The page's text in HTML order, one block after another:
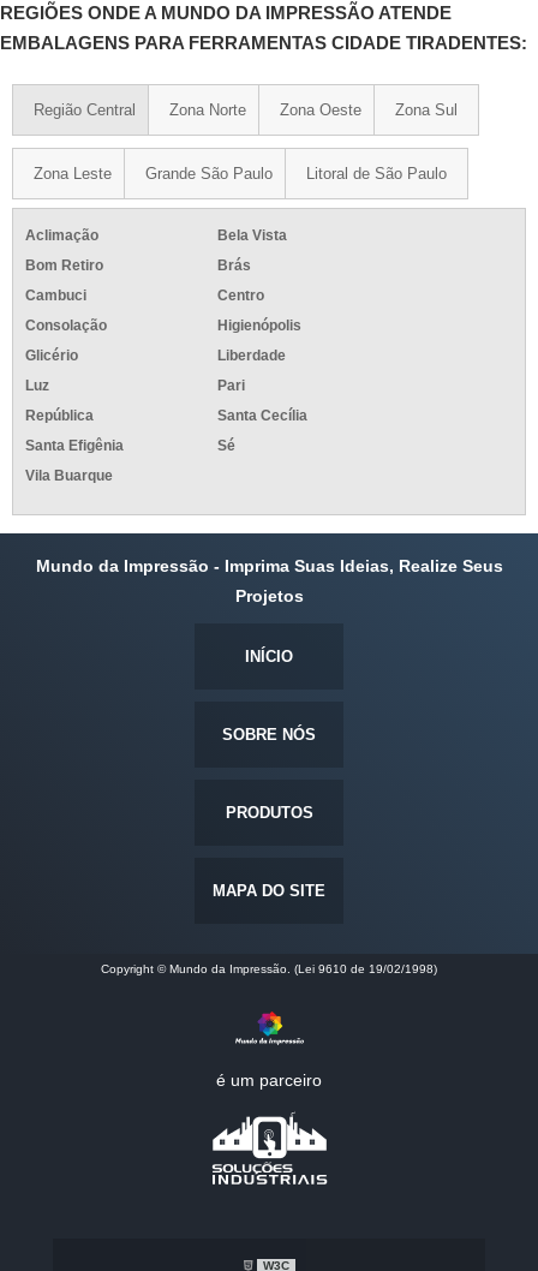
REGIÕES ONDE A MUNDO DA IMPRESSÃO ATENDE
EMBALAGENS PARA FERRAMENTAS CIDADE TIRADENTES:
Região Central Zona Norte Zona Oeste Zona Sul
Zona Leste Grande São Paulo Litoral de São Paulo
Aclimação
Bela Vista
Bom Retiro
Brás
Cambuci
Centro
Consolação
Higienópolis
Glicério
Liberdade
Luz
Pari
República
Santa Cecília
Santa Efigênia
Sé
Vila Buarque
Mundo da Impressão - Imprima Suas Ideias, Realize Seus
Projetos
INÍCIO
SOBRE NÓS
PRODUTOS
MAPA DO SITE
Copyright © Mundo da Impressão. (Lei 9610 de 19/02/1998)
é um parceiro
W3C